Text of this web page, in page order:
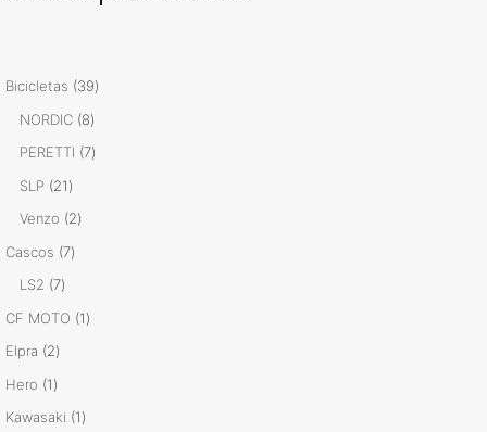
Bicicletas 3939
NORDIC 88
productos
PERETTI 77
SLP 2121
productos
Venzo 22
Cascos 77
LS2 77
productos
CF MOTO 11
Elpra 22
productos
Hero 11
producto
Kawasaki 11